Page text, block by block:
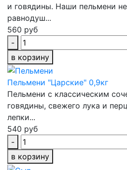
и говядины. Наши пельмени
равнодуш...
560 руб
-
в корзину
Пельмени "Царские" 0,9кг
Пельмени с классическим
говядины, свежего лука и
лепки...
540 руб
-
в корзину